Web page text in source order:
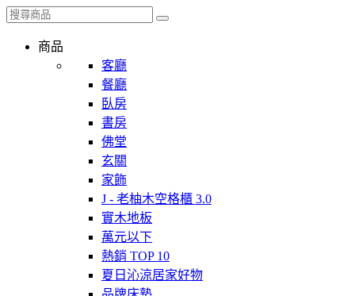
商品
客廳
餐廳
臥房
書房
佛堂
玄關
家飾
J - 老柚木空格櫃 3.0
實木地板
萬元以下
熱銷 TOP 10
夏日沁涼居家好物